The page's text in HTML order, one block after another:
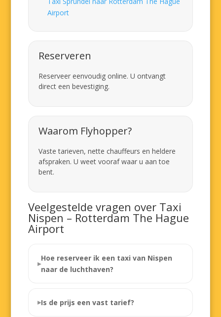
Airport
Reserveren
Reserveer eenvoudig online. U ontvangt
direct een bevestiging.
Waarom Flyhopper?
Vaste tarieven, nette chauffeurs en heldere
afspraken. U weet vooraf waar u aan toe
bent.
Veelgestelde vragen over Taxi
Nispen – Rotterdam The Hague
Airport
Hoe reserveer ik een taxi van Nispen
naar de luchthaven?
Is de prijs een vast tarief?